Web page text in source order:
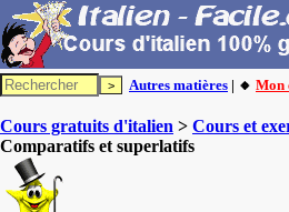
Autres matières | 🔸 Mon
Cours gratuits d'italien > Cours et
Comparatifs et superlatifs